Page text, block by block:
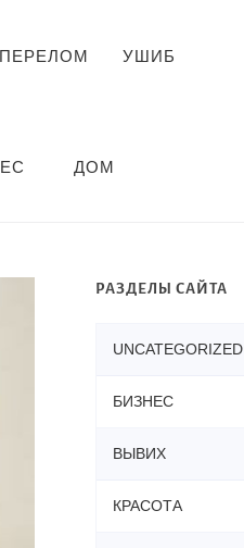
ПЕРЕЛОМ УШИБ
ДОМ
РАЗДЕЛЫ САЙТА
UNCATEGORIZED
БИЗНЕС
ВЫВИХ
КРАСОТА